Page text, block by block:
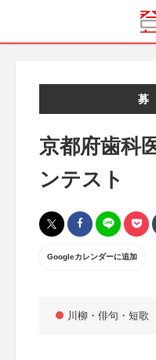
京都府歯科
ンテスト
Googleカレンダーに追加
川柳・俳句・短歌